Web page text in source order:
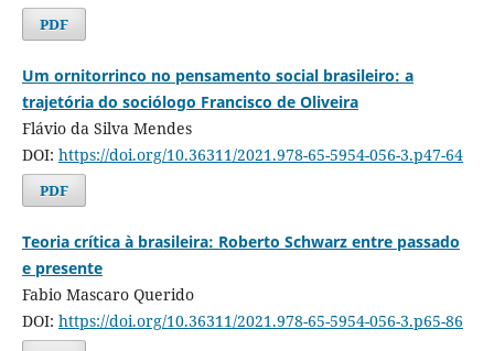
PDF
Um ornitorrinco no pensamento social brasileiro: a
trajetória do sociólogo Francisco de Oliveira
Flávio da Silva Mendes
DOI: https://doi.org/10.36311/2021.978-65-5954-056-3.p47-64
PDF
Teoria crítica à brasileira: Roberto Schwarz entre passado
e presente
Fabio Mascaro Querido
DOI: https://doi.org/10.36311/2021.978-65-5954-056-3.p65-86